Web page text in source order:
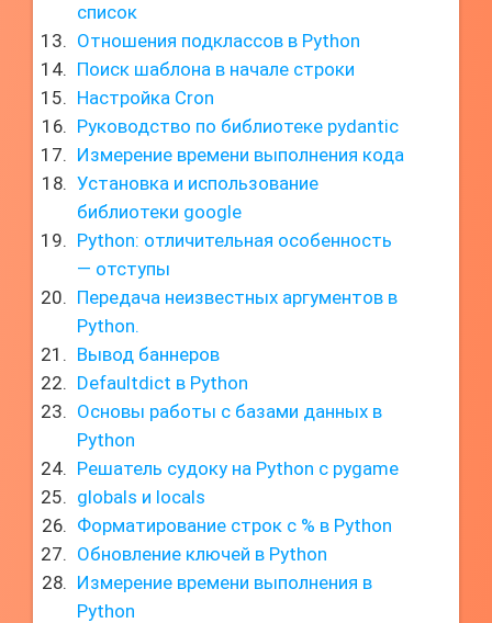
список
Отношения подклассов в Python
Поиск шаблона в начале строки
Настройка Cron
Руководство по библиотеке pydantic
Измерение времени выполнения кода
Установка и использование
библиотеки google
Python: отличительная особенность
— отступы
Передача неизвестных аргументов в
Python.
Вывод баннеров
Defaultdict в Python
Основы работы с базами данных в
Python
Решатель судоку на Python с pygame
globals и locals
Форматирование строк с % в Python
Обновление ключей в Python
Измерение времени выполнения в
Python